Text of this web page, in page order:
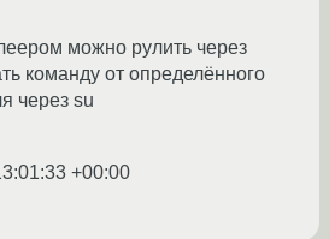
можно рулить через
команду от определённого
через su
+00:00